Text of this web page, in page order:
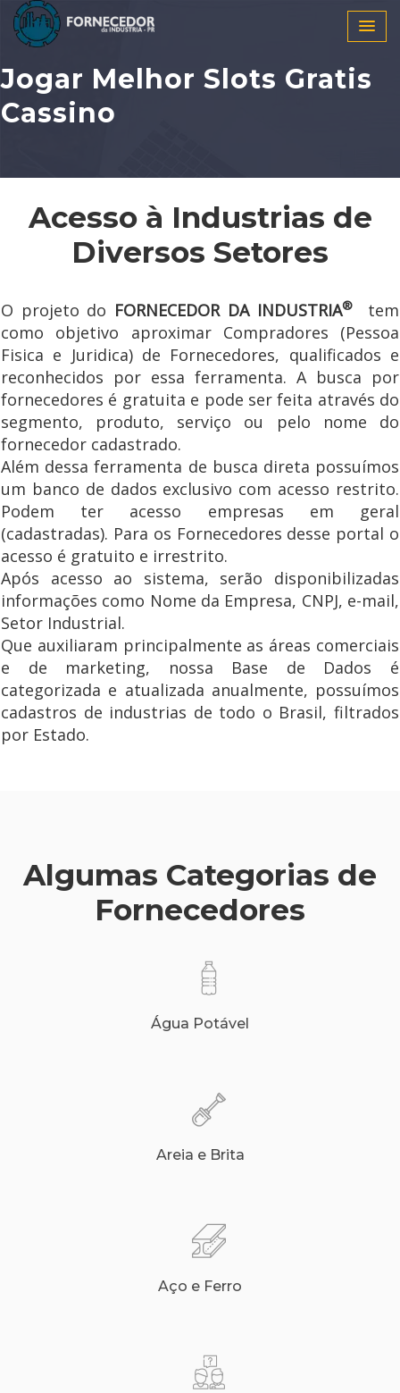
Jogar Melhor Slots Gratis
Cassino
Acesso à Industrias de
Diversos Setores
O projeto do FORNECEDOR DA INDUSTRIA®tem
como objetivo aproximar Compradores (Pessoa
Fisica e Juridica) de Fornecedores, qualificados e
reconhecidos por essa ferramenta. A busca por
fornecedores é gratuita e pode ser feita através do
segmento, produto, serviço ou pelo nome do
fornecedor cadastrado.
Além dessa ferramenta de busca direta possuímos
um banco de dados exclusivo com acesso restrito.
Podem ter acesso empresas em geral
(cadastradas). Para os Fornecedores desse portal o
acesso é gratuito e irrestrito.
Após acesso ao sistema, serão disponibilizadas
informações como Nome da Empresa, CNPJ, e-mail,
Setor Industrial.
Que auxiliaram principalmente as áreas comerciais
e de marketing, nossa Base de Dados é
categorizada e atualizada anualmente, possuímos
cadastros de industrias de todo o Brasil, filtrados
por Estado.
Algumas Categorias de
Fornecedores
Água Potável
Areia e Brita
Aço e Ferro